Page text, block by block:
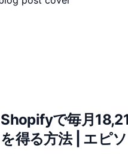
Shopifyで毎月
を得る方法 | エピ